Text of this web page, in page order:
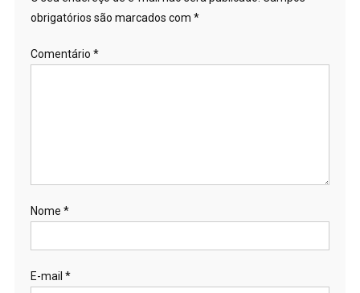
obrigatórios são marcados com *
Comentário *
Nome *
E-mail *